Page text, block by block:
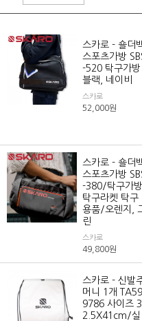
스카로 - 숄더
스포츠가방
-520 탁구가방
블랙, 네이비
스카로
52,000원
스카로 - 숄더
스포츠가방
-380/탁구가방
탁구라켓 탁구
용품/오렌지,
린
스카로
49,800원
스카로 - 신발
머니 1개 TA59
9786 사이즈 3
2.5X41cm/실